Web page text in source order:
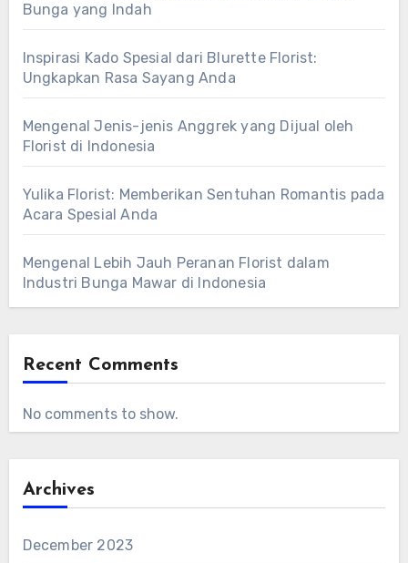
Bunga yang Indah
Inspirasi Kado Spesial dari Blurette Florist:
Ungkapkan Rasa Sayang Anda
Mengenal Jenis-jenis Anggrek yang Dijual oleh
Florist di Indonesia
Yulika Florist: Memberikan Sentuhan Romantis pada
Acara Spesial Anda
Mengenal Lebih Jauh Peranan Florist dalam
Industri Bunga Mawar di Indonesia
Recent Comments
No comments to show.
Archives
December 2023